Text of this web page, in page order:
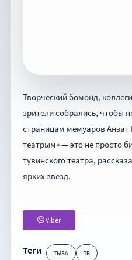
Творческий бомонд,
зрители собрались, чтобы
страницам мемуаров Анзат
театрым» — это не просто
тувинского театра,
ярких звезд.
Viber
Теги ТЫВА ТВ